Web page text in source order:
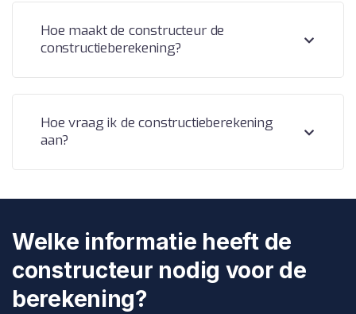
Hoe maakt de constructeur de
constructieberekening?
Hoe vraag ik de constructieberekening
aan?
Welke informatie heeft de
constructeur nodig voor de
berekening?